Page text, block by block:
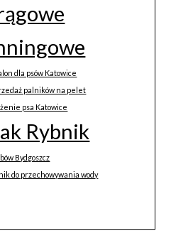
dla psów Katowice
palników na pelet
psa Katowice
Rybnik
Bydgoszcz
do przechowywania wody